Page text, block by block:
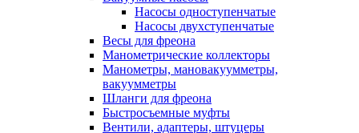
Насосы одноступенчатые
Насосы двухступенчатые
Весы для фреона
Манометрические коллекторы
Манометры, мановакуумметры,
вакуумметры
Шланги для фреона
Быстросъемные муфты
Вентили, адаптеры, штуцеры